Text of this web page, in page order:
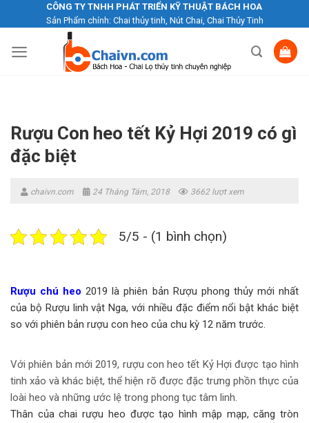
to
content
CÔNG TY TNHH PHÁT TRIỂN KỸ THUẬT BÁCH HOA
Sản Phẩm chính: Chai thủy tinh, Nút Chai, Chai Thủy Tinh
Rượu Con heo tết Kỷ Hợi 2019 có gì
đặc biệt
chaivn.com 24 Tháng Tám, 2018 3662 lượt xem
5/5 - (1 bình chọn)
Rượu chú heo 2019 là phiên bản Rượu phong thủy mới nhất
của bộ Rượu linh vật Nga, với nhiều đặc điểm nổi bật khác biệt
so với phiên bản rượu con heo của chu kỳ 12 năm trước.
Với phiên bản mới 2019, rượu con heo tết Kỷ Hợi được tạo hình
tinh xảo và khác biệt, thể hiện rõ được đặc trưng phồn thực của
loài heo và những ước lệ trong phong tục tâm linh.
Thân của chai rượu heo được tạo hình mập mạp, căng tròn